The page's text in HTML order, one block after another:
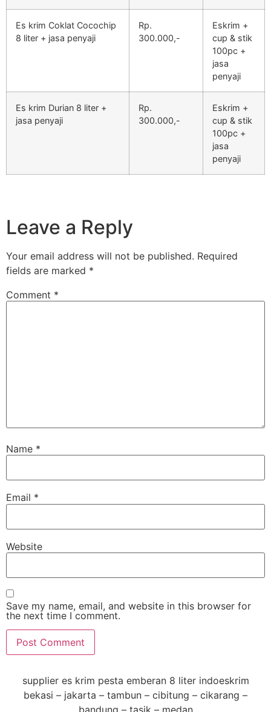
Es krim Coklat Cocochip
8 liter + jasa penyaji
Rp.
300.000,-
Eskrim +
cup & stik
100pc +
jasa
penyaji
Es krim Durian 8 liter +
jasa penyaji
Rp.
300.000,-
Eskrim +
cup & stik
100pc +
jasa
penyaji
Leave a Reply
Your email address will not be published. Required
fields are marked *
Comment *
Name *
Email *
Website
Save my name, email, and website in this browser for
the next time I comment.
supplier es krim pesta emberan 8 liter indoeskrim
bekasi – jakarta – tambun – cibitung – cikarang –